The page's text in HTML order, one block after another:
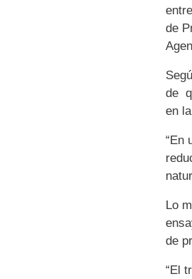
de
de
en
“En
Lo
de
“El